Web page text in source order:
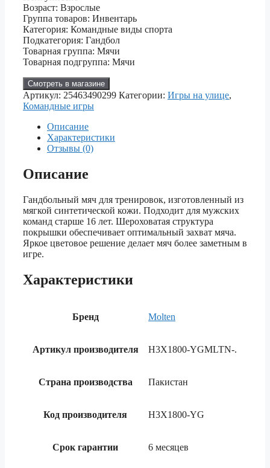
Возраст: Взрослые
Группа товаров: Инвентарь
Категория: Командные виды спорта
Подкатегория: Гандбол
Товарная группа: Мячи
Товарная подгруппа: Мячи
Смотреть в магазине
Артикул: 25463490299 Категории: Игры на улице,
Командные игры
Описание
Характеристики
Отзывы (0)
Описание
Гандбольный мяч для тренировок, изготовленный из
мягкой синтетической кожи. Подходит для мужских
команд старше 16 лет. Шероховатая структура
покрышки обеспечивает оптимальный захват мяча.
Яркое цветовое решение делает мяч более заметным в
игре.
Характеристики
Бренд Molten
Артикул производителя H3X1800-YGMLTN-.
Страна производства Пакистан
Код производителя H3X1800-YG
Срок гарантии 6 месяцев